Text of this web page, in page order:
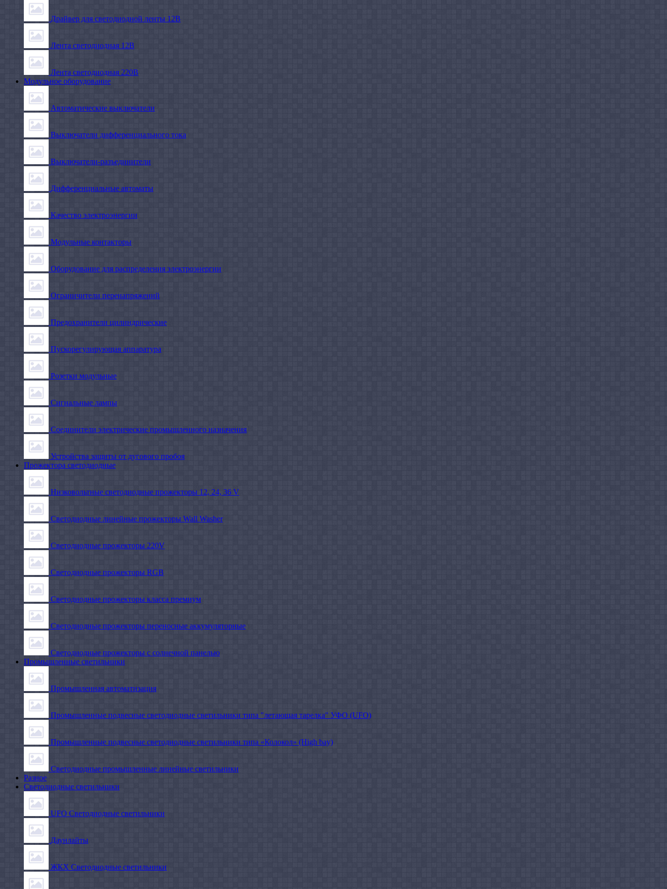
Драйвер для светодиодной ленты 12В
Лента светодиодная 12В
Лента светодиодная 220В
Модульное оборудование
Автоматические выключатели
Выключатели дифференциального тока
Выключатели-разъединители
Дифференциальные автоматы
Качество электроэнергии
Модульные контакторы
Оборудование для распределения электроэнергии
Ограничители перенапряжений
Предохранители цилиндрические
Пускорегулирующая аппаратура
Розетки модульные
Сигнальные лампы
Соединители электрические промышленного назначения
Устройства защиты от дугового пробоя
Прожектора светодиодные
Низковольтные светодиодные прожекторы 12, 24, 36 V
Светодиодные линейные прожекторы Wall Washer
Светодиодные прожекторы 220V
Светодиодные прожекторы RGB
Светодиодные прожекторы класса премиум
Светодиодные прожекторы переносные аккумуляторные
Светодиодные прожекторы с солнечной панелью
Промышленные светильники
Промышленная автоматизация
Промышленные подвесные cветодиодные светильники типа "летающая тарелка" УФО (UFO)
Промышленные подвесные cветодиодные светильники типа «Колокол» (High bay)
Светодиодные промышленные линейные светильники
Разное
Светодиодные светильники
UFO Светодиодные светильники
Даунлайты
ЖКХ Светодиодные светильники